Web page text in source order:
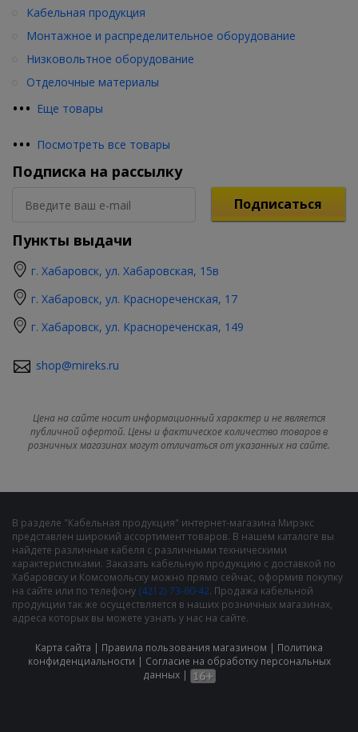
••• Еще товары
Кабельная продукция
Монтажное и распределительное оборудование
Низковольтное оборудование
Отделочные материалы
••• Посмотреть все товары
Подписка на рассылку
Подписаться
Пункты выдачи
г. Хабаровск, ул. Хабаровская, 15в
г. Хабаровск, ул. Краснореченская, 17
г. Хабаровск, ул. Краснореченская, 149
shop@mireks.ru
Цена на сайте носит информационный характер и не является
публичной офертой. Цены и фактическое количество товаров в
розничных магазинах могут отличаться от указанных на сайте.
В разделе "Кабельная продукция" интернет-магазина Мирэкс
представлен широкий ассортимент товаров. В нашем каталоге вы
найдете различные кабеля с различными техническими
характеристиками. Заказать кабельную продукцию с доставкой по
Хабаровску и Комсомольску можно прямо сейчас, оформив покупку
на сайте или по телефону (4212) 73-60-42. Продажа кабельной
продукции так же осуществляется в наших розничных магазинах,
адреса которых вы можете узнать у нас на сайте.
Карта сайта | Правила пользования магазином | Политика
конфиденциальности | Cогласие на обработку персональных
данных|